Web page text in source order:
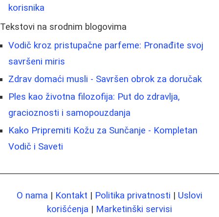
korisnika
Tekstovi na srodnim blogovima
Vodič kroz pristupačne parfeme: Pronađite svoj
savršeni miris
Zdrav domaći musli - Savršen obrok za doručak
Ples kao životna filozofija: Put do zdravlja,
gracioznosti i samopouzdanja
Kako Pripremiti Kožu za Sunčanje - Kompletan
Vodič i Saveti
O nama | Kontakt | Politika privatnosti | Uslovi
korišćenja | Marketinški servisi